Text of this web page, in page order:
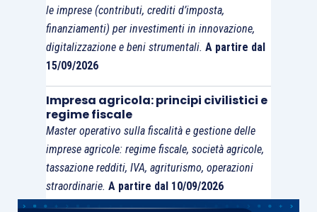
le imprese (contributi, crediti d’imposta,
finanziamenti) per investimenti in innovazione,
digitalizzazione e beni strumentali. A partire dal
15/09/2026
Impresa agricola: principi civilistici e
regime fiscale
Master operativo sulla fiscalità e gestione delle
imprese agricole: regime fiscale, società agricole,
tassazione redditi, IVA, agriturismo, operazioni
straordinarie. A partire dal 10/09/2026